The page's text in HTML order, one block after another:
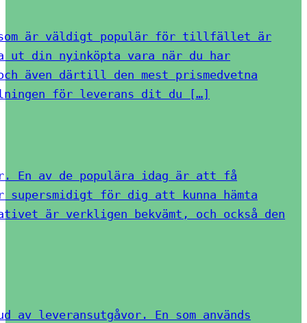
som är väldigt populär för tillfället är
din nyinköpta vara när du har
även därtill den mest prismedvetna
för leverans dit du […]
En av de populära idag är att få
för dig att kunna hämta
är verkligen bekvämt, och också den
leveransutgåvor. En som används